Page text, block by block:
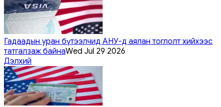
Гадаадын уран бүтээлчид АНУ-д аялан тоглолт хийхээс
татгалзаж байнаWed Jul 29 2026
Дэлхий